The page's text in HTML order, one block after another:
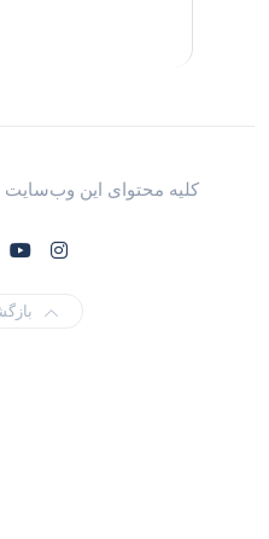
کلیه محتوای این وب‌سایت
بازگشت